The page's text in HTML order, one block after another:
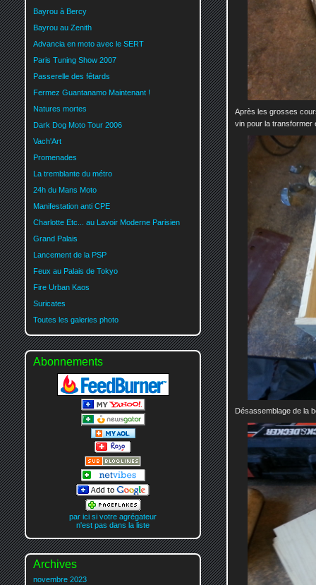
Après les grosses
vin pour la transformer
Désassemblage de la
Bayrou à Bercy
Bayrou au Zenith
Advancia en moto avec le SERT
Paris Tuning Show 2007
Passerelle des fêtards
Fermez Guantanamo Maintenant !
Natures mortes
Dark Dog Moto Tour 2006
Vach'Art
Promenades
La tremblante du métro
24h du Mans Moto
Manifestation anti CPE
Charlotte Etc... au Lavoir Moderne Parisien
Grand Palais
Lancement de la PSP
Feux au Palais de Tokyo
Fire Urban Kaos
Suricates
Toutes les galeries photo
Abonnements
par ici si votre agrégateur
n'est pas dans la liste
Archives
novembre 2023